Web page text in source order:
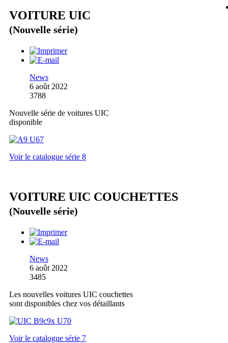
VOITURE UIC
(Nouvelle série)
News
6 août 2022
3788
Nouvelle série de voitures UIC
disponible
Voir le catalogue série 8
VOITURE UIC COUCHETTES
(Nouvelle série)
News
6 août 2022
3485
Les nouvelles voitures UIC couchettes
sont disponibles chez vos détaillants
Voir le catalogue série 7